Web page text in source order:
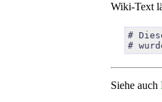
Wiki-Text
#
#
Siehe auch